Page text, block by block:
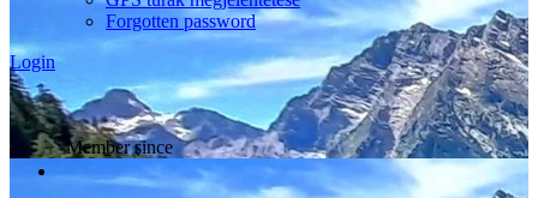
Forgotten password
Login
Member since